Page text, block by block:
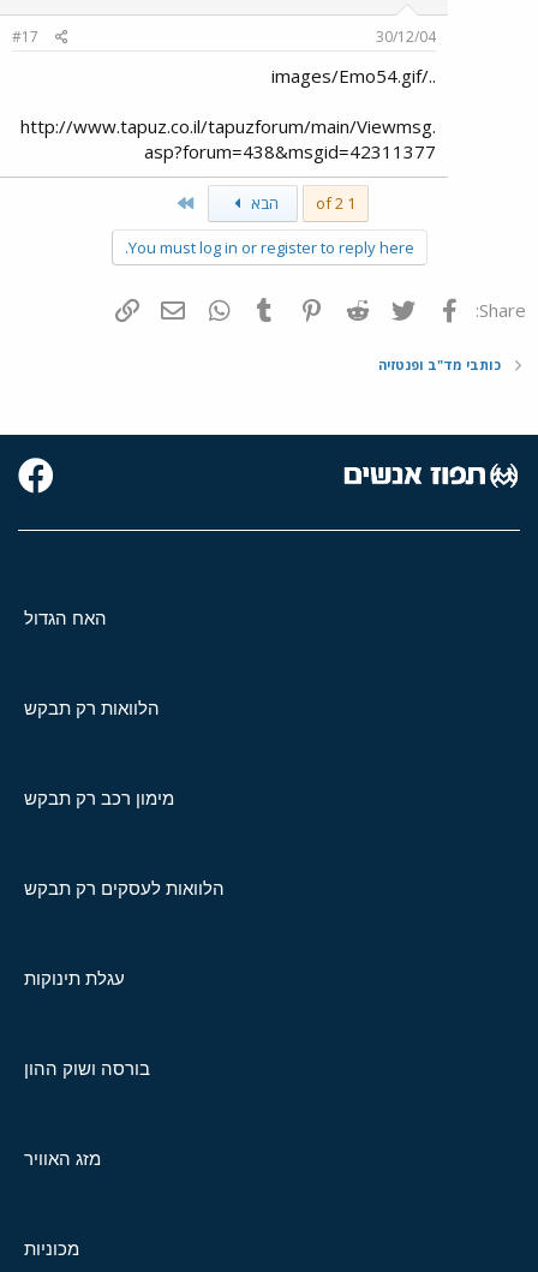
30/12/04
#17
../images/Emo54.gif
http://www.tapuz.co.il/tapuzforum/main/Viewmsg.
asp?forum=438&msgid=42311377
1 of 2 הבא
You must log in or register to reply here.
Share: פייסבוק Twitter
Reddit
Pinterest
Tumblr
WhatsAppדואר אלקטרוני
כותבי מד"ב ופנטזיה
האח הגדול
הלוואות רק תבקש
מימון רכב רק תבקש
הלוואות לעסקים רק תבקש
עגלת תינוקות
בורסה ושוק ההון
מזג האוויר
מכוניות